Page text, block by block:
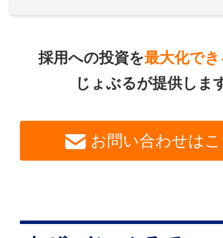
採用への投資を最大化で
じょぶるが提供しま
お問い合わせは